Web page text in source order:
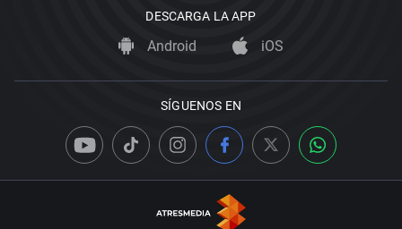
DESCARGA LA APP
Android iOS
SÍGUENOS EN